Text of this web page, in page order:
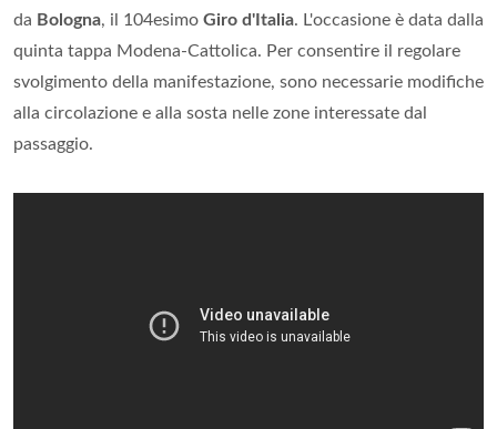
da Bologna, il 104esimo Giro d'Italia. L'occasione è data dalla
quinta tappa Modena-Cattolica. Per consentire il regolare
svolgimento della manifestazione, sono necessarie modifiche
alla circolazione e alla sosta nelle zone interessate dal
passaggio.